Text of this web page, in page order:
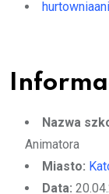
Nazwa
Animatora
Miasto:
Data: